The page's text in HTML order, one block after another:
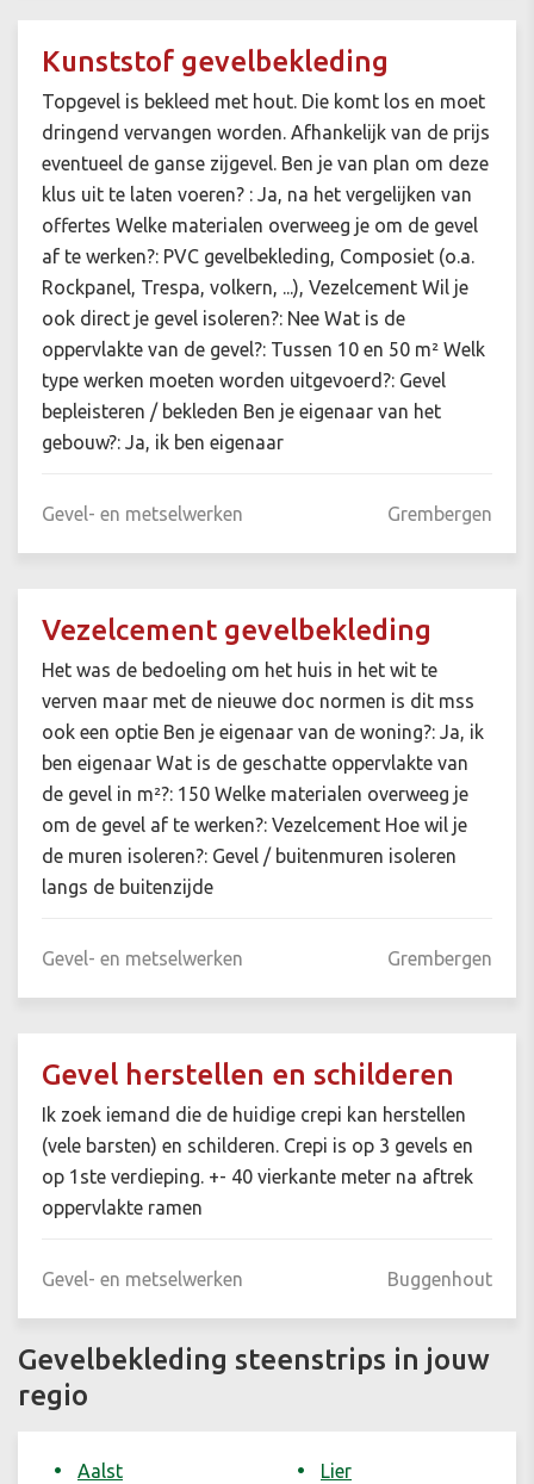
Kunststof gevelbekleding
Topgevel is bekleed met hout. Die komt los en moet
dringend vervangen worden. Afhankelijk van de prijs
eventueel de ganse zijgevel. Ben je van plan om deze
klus uit te laten voeren? : Ja, na het vergelijken van
offertes Welke materialen overweeg je om de gevel
af te werken?: PVC gevelbekleding, Composiet (o.a.
Rockpanel, Trespa, volkern, ...), Vezelcement Wil je
ook direct je gevel isoleren?: Nee Wat is de
oppervlakte van de gevel?: Tussen 10 en 50 m² Welk
type werken moeten worden uitgevoerd?: Gevel
bepleisteren / bekleden Ben je eigenaar van het
gebouw?: Ja, ik ben eigenaar
Gevel- en metselwerken Grembergen
Vezelcement gevelbekleding
Het was de bedoeling om het huis in het wit te
verven maar met de nieuwe doc normen is dit mss
ook een optie Ben je eigenaar van de woning?: Ja, ik
ben eigenaar Wat is de geschatte oppervlakte van
de gevel in m²?: 150 Welke materialen overweeg je
om de gevel af te werken?: Vezelcement Hoe wil je
de muren isoleren?: Gevel / buitenmuren isoleren
langs de buitenzijde
Gevel- en metselwerken Grembergen
Gevel herstellen en schilderen
Ik zoek iemand die de huidige crepi kan herstellen
(vele barsten) en schilderen. Crepi is op 3 gevels en
op 1ste verdieping. +- 40 vierkante meter na aftrek
oppervlakte ramen
Gevel- en metselwerken Buggenhout
Gevelbekleding steenstrips in jouw
regio
Aalst
Lier